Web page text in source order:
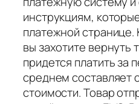
инструкциям,
платежной
вы захотите вернуть
придется платить за
среднем составляет
стоимости. Товар